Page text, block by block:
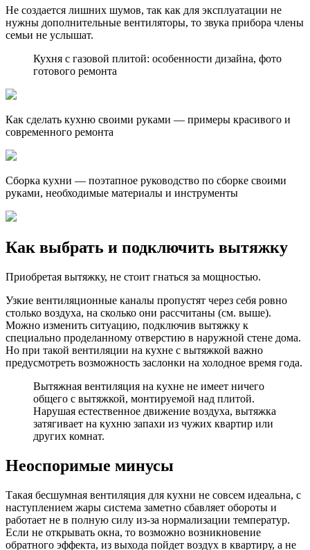
Не создается лишних шумов, так как для эксплуатации не
нужны дополнительные вентиляторы, то звука прибора члены
семьи не услышат.
Кухня с газовой плитой: особенности дизайна, фото
готового ремонта
Как сделать кухню своими руками — примеры красивого и
современного ремонта
Сборка кухни — поэтапное руководство по сборке своими
руками, необходимые материалы и инструменты
Как выбрать и подключить вытяжку
Приобретая вытяжку, не стоит гнаться за мощностью.
Узкие вентиляционные каналы пропустят через себя ровно
столько воздуха, на сколько они рассчитаны (см. выше).
Можно изменить ситуацию, подключив вытяжку к
специально проделанному отверстию в наружной стене дома.
Но при такой вентиляции на кухне с вытяжкой важно
предусмотреть возможность заслонки на холодное время года.
Вытяжная вентиляция на кухне не имеет ничего
общего с вытяжкой, монтируемой над плитой.
Нарушая естественное движение воздуха, вытяжка
затягивает на кухню запахи из чужих квартир или
других комнат.
Неоспоримые минусы
Такая бесшумная вентиляция для кухни не совсем идеальна, с
наступлением жары система заметно сбавляет обороты и
работает не в полную силу из-за нормализации температур.
Если не открывать окна, то возможно возникновение
обратного эффекта, из выхода пойдет воздух в квартиру, а не